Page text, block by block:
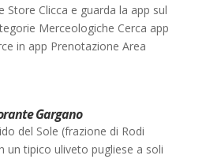
Store Clicca e guarda la app sul
Merceologiche Cerca app
in app Prenotazione Area
Gargano
del Sole (frazione di Rodi
un tipico uliveto pugliese a soli